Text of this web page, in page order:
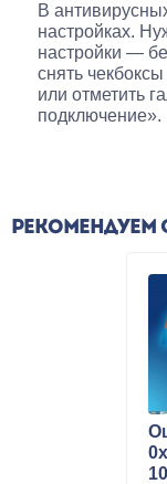
В
настройках.
настройки —
снять
или отметить
подключение».
РЕКОМЕНДУЕМ
10